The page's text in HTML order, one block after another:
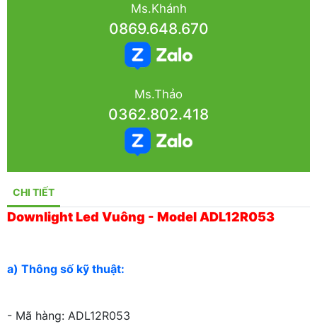
Ms.Khánh
0869.648.670
Ms.Thảo
0362.802.418
CHI TIẾT
Downlight Led Vuông - Model ADL12R053
a) Thông số kỹ thuật:
- Mã hàng: ADL12R053